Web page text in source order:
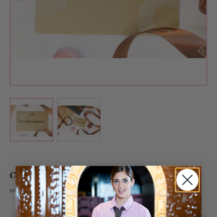
View larger imageView larger image
CHF 100.00
inkl. 2.6% MwSt.